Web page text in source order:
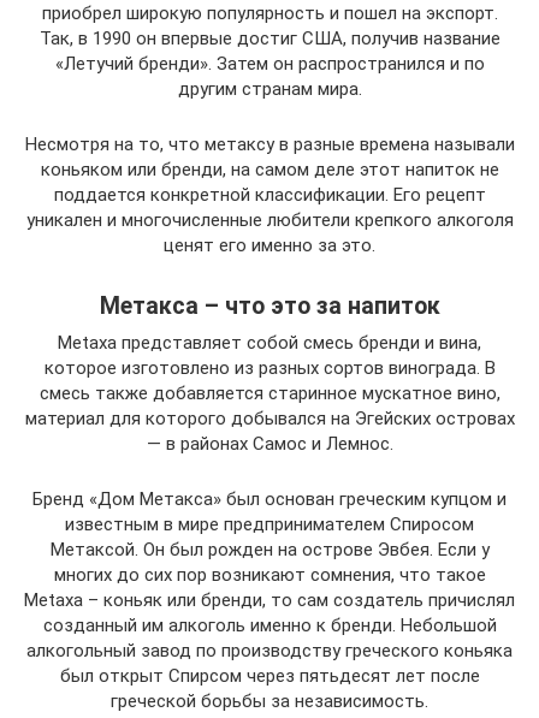
приобрел широкую популярность и пошел на экспорт.
Так, в 1990 он впервые достиг США, получив название
«Летучий бренди». Затем он распространился и по
другим странам мира.
Несмотря на то, что метаксу в разные времена называли
коньяком или бренди, на самом деле этот напиток не
поддается конкретной классификации. Его рецепт
уникален и многочисленные любители крепкого алкоголя
ценят его именно за это.
Метакса – что это за напиток
Metaxa представляет собой смесь бренди и вина,
которое изготовлено из разных сортов винограда. В
смесь также добавляется старинное мускатное вино,
материал для которого добывался на Эгейских островах
— в районах Самос и Лемнос.
Бренд «Дом Метакса» был основан греческим купцом и
известным в мире предпринимателем Спиросом
Метаксой. Он был рожден на острове Эвбея. Если у
многих до сих пор возникают сомнения, что такое
Metaxa – коньяк или бренди, то сам создатель причислял
созданный им алкоголь именно к бренди. Небольшой
алкогольный завод по производству греческого коньяка
был открыт Спирсом через пятьдесят лет после
греческой борьбы за независимость.